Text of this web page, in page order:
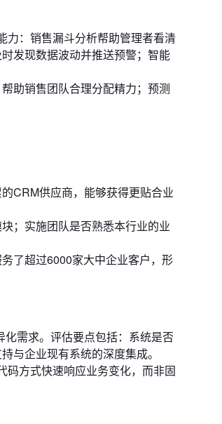
力：销售漏斗分析帮助管理者看清
发现数据波动并推送预警；智能
助销售团队合理分配精力；预测
CRM供应商，能够获得更贴合业
；实施团队是否熟悉本行业的业
了超过6000家大中企业客户，形
需求。评估要点包括：系统是否
与企业现有系统的深度集成。
码方式快速响应业务变化，而非固